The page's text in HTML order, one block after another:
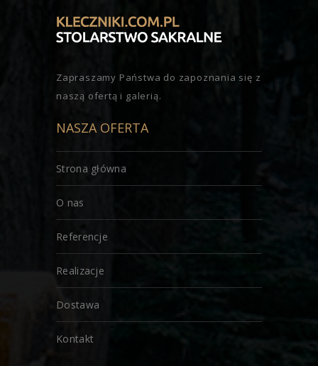
Zapraszamy Państwa do zapoznania się z
naszą ofertą i galerią.
NASZA OFERTA
Strona główna
O nas
Referencje
Realizacje
Dostawa
Kontakt